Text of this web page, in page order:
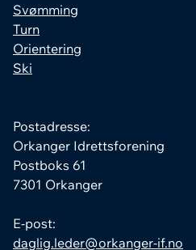
Svømming
Turn
Orientering
Ski
Postadresse:
Orkanger Idrettsforening
Postboks 61
7301 Orkanger
E-post:
daglig.leder@orkanger-if.no